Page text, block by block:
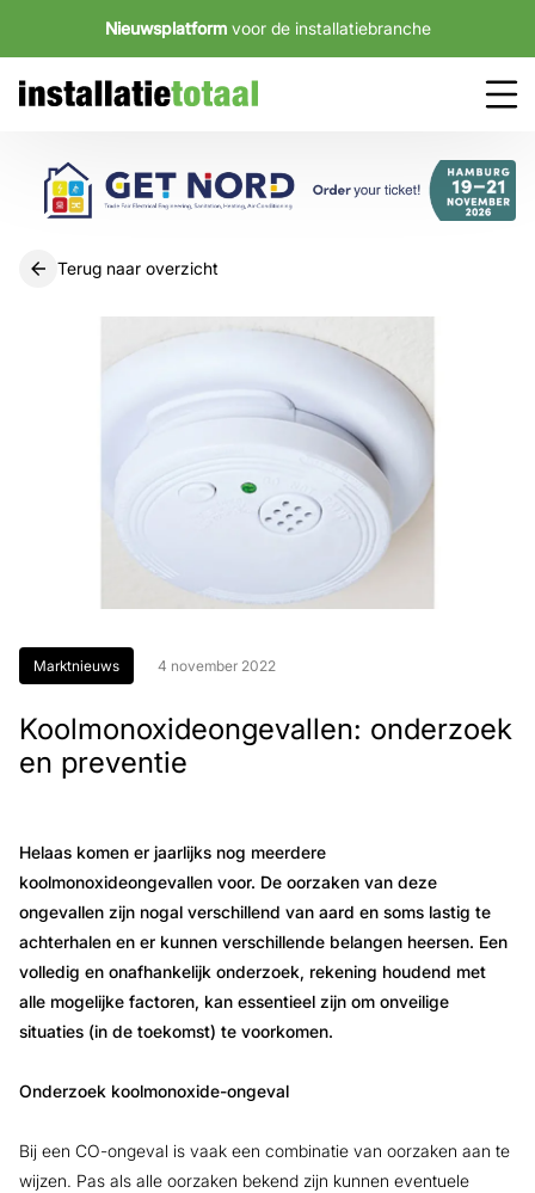
Nieuwsplatform voor de installatiebranche
Terug naar overzicht
Marktnieuws 4 november 2022
Koolmonoxideongevallen: onderzoek
en preventie
Helaas komen er jaarlijks nog meerdere
koolmonoxideongevallen voor. De oorzaken van deze
ongevallen zijn nogal verschillend van aard en soms lastig te
achterhalen en er kunnen verschillende belangen heersen. Een
volledig en onafhankelijk onderzoek, rekening houdend met
alle mogelijke factoren, kan essentieel zijn om onveilige
situaties (in de toekomst) te voorkomen.
Onderzoek koolmonoxide-ongeval
Bij een CO-ongeval is vaak een combinatie van oorzaken aan te
wijzen. Pas als alle oorzaken bekend zijn kunnen eventuele